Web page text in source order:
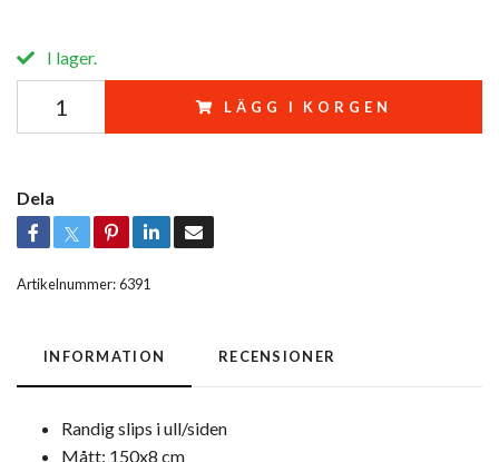
I lager.
LÄGG I KORGEN
Dela
Artikelnummer:6391
INFORMATION RECENSIONER
Randig slips i ull/siden
Mått: 150x8 cm